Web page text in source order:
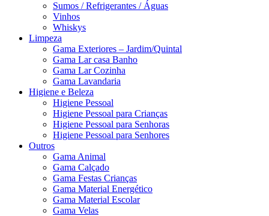
Sumos / Refrigerantes / Águas
Vinhos
Whiskys
Limpeza
Gama Exteriores – Jardim/Quintal
Gama Lar casa Banho
Gama Lar Cozinha
Gama Lavandaria
Higiene e Beleza
Higiene Pessoal
Higiene Pessoal para Crianças
Higiene Pessoal para Senhoras
Higiene Pessoal para Senhores
Outros
Gama Animal
Gama Calçado
Gama Festas Crianças
Gama Material Energético
Gama Material Escolar
Gama Velas